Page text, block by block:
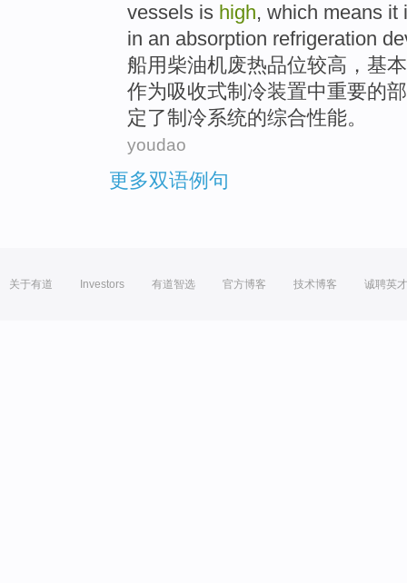
vessels is high, which means
in an absorption refrigeration
船用 柴油机废热品位较高 ，基
作为吸收式制冷装置中重要的
定了制冷系统的综合性能。
youdao
更多双语例句
关于有道 Investors 有道智选 官方博客 技术博客 诚聘英才